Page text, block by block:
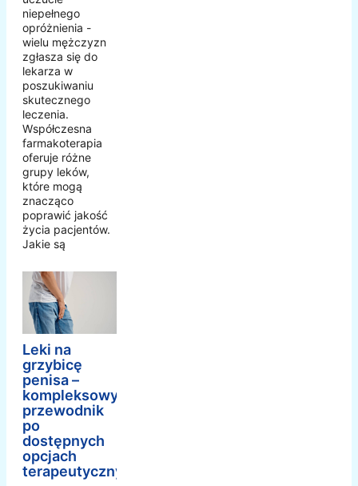
niepełnego
opróżnienia -
wielu mężczyzn
zgłasza się do
lekarza w
poszukiwaniu
skutecznego
leczenia.
Współczesna
farmakoterapia
oferuje różne
grupy leków,
które mogą
znacząco
poprawić jakość
życia pacjentów.
Jakie są
Leki na
grzybicę
penisa –
kompleksowy
przewodnik
po
dostępnych
opcjach
terapeutycznych